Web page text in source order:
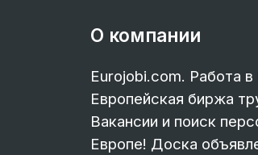
О компании
Eurojobi.com. Работа
Европейская биржа
Вакансии и поиск
Европе! Доска